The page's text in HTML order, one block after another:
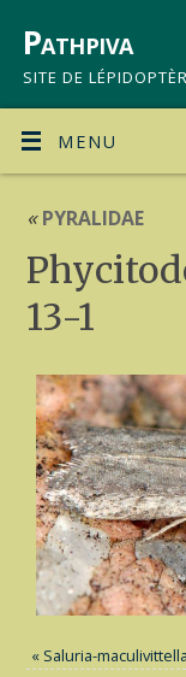
Pathpiva
SITE DE
MENU
«PYRALIDAE
13-1
« Saluria-